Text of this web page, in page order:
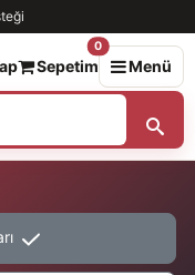
Sepetim
0
Menü